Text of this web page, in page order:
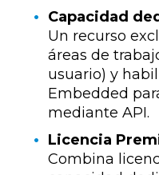
Capacidad
Un recurso
áreas de
usuario) y
Embedded
mediante API.
Licencia
Combina